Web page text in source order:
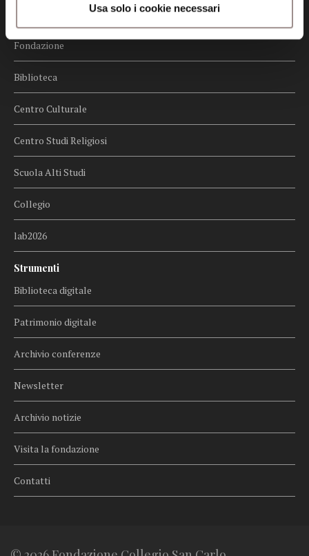
Usa solo i cookie necessari
Menu
Fondazione
Biblioteca
Centro Culturale
Centro Studi Religiosi
Scuola Alti Studi
Collegio
lab2026
Strumenti
Biblioteca digitale
Patrimonio digitale
Archivio conferenze
Newsletter
Archivio notizie
Visita la fondazione
Contatti